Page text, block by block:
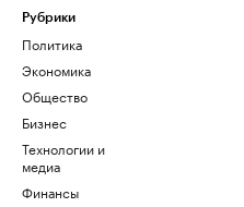
Рубрики
Политика
Экономика
Общество
Бизнес
Технологии и
медиа
Финансы